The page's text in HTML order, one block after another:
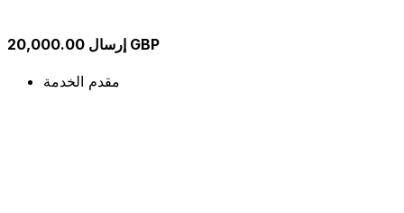
إرسال 20,000.00 GBP
مقدم الخدمة